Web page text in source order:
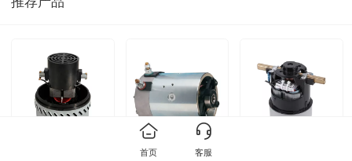
首页 客服